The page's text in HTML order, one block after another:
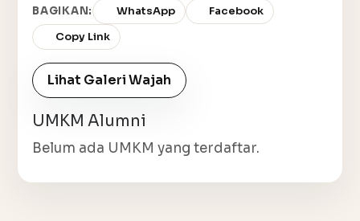
BAGIKAN: WhatsApp
Facebook
Copy Link
Lihat Galeri Wajah
UMKM Alumni
Belum ada UMKM yang terdaftar.